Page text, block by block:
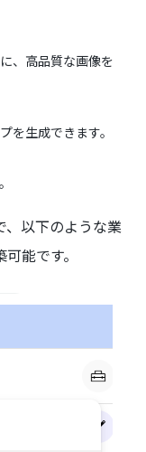
、高品質な画像を
を生成できます。
、以下のような業
能です。